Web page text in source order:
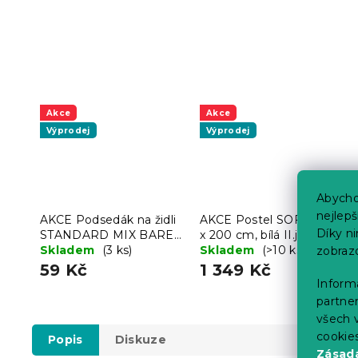
Díky
všech
Akce
Výprodej
AKCE Podsedák na židli
STANDARD MIX BAREV
II. jakost
Skladem (3 ks)
59 Kč
Akce
Výprodej
AKCE Postel SOFIA 120
x 200 cm, bílá II.jakost
Skladem
(>10 ks)
1 349 Kč
Popis Diskuze